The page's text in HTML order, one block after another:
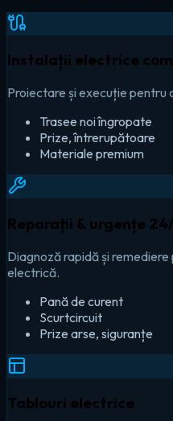
Instalații electrice
Proiectare și execuție pentru
Trasee noi îngropate
Prize, întrerupătoare
Materiale premium
Reparații & urgențe
Diagnoză rapidă și
electrică.
Pană de curent
Scurtcircuit
Prize arse, siguranțe
Tablouri electrice